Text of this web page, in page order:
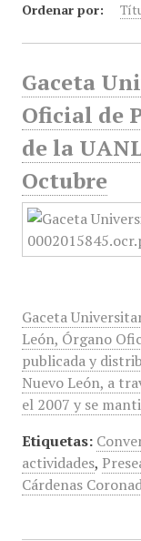
Ordenar por:
Gaceta
Oficial de
de la
Octubre
Gaceta
León, Órgano
publicada y
Nuevo León, a
el 2007 y se
Etiquetas:
actividades,
Cárdenas